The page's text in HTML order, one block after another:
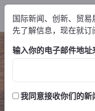
花园配件 – 查
30
国际新闻、创新、贸
先了解信息，现在就订
输入你的电子邮件地址
我同意接收你们的新